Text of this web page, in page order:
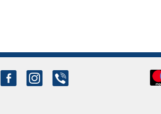
facebook-
alt
instagram
viber